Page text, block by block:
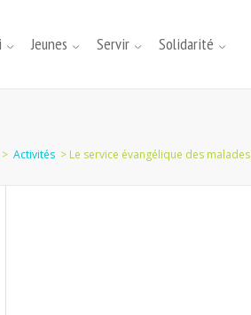
Jeunes Servir Solidarité
> Activités > Le service évangélique des malades